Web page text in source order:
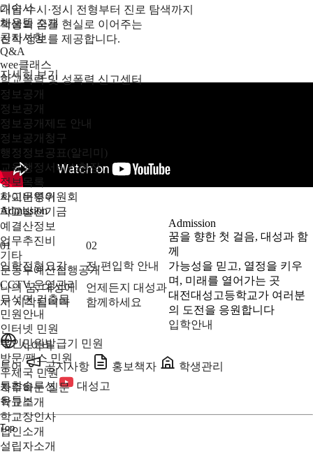
기숙사
채움뜰 소개
공지사항
Q&A
wee클래스
학교폭력 및 성폭력 신고센터
정보공개
정보공개
정보공개제도 안내
정보공개청구
행정정보공표(알리미)
교육행정서비스현장
정보목록
학교운영위원회
학교발전기금
예결산정보
업무추진비
기타
운동부예산집행공개
CCTV 운영관리
무석면 건출물
민원안내
인터넷 민원
무인민원발급기 민원
방문/팩스 민원
우체국 민원
자주하는 질문
학교소개
학교장인사
법인소개
설립자소개
대입 수시·정시 전형부터 진로 탐색까지
학생의 꿈을 현실로 이어주는
진학 정보를 제공합니다.
자세히 보기
사이버투어
Admission
01
입학전형요강
나의 꿈, 대성에
서 시작됩니다
02
전·편입학 안내
언제든지 대성과
함께하세요
Admission
꿈을 향한 첫 걸음, 대성과 함
께
가능성을 믿고, 열정을 키우
며, 미래를 열어가는 곳
대전대성고등학교가 여러분
의 도전을 응원합니다
입학안내
사이버
투어
공지사항 홍보책자
학생관리
통합솔루션
대성고
유튜브
Top